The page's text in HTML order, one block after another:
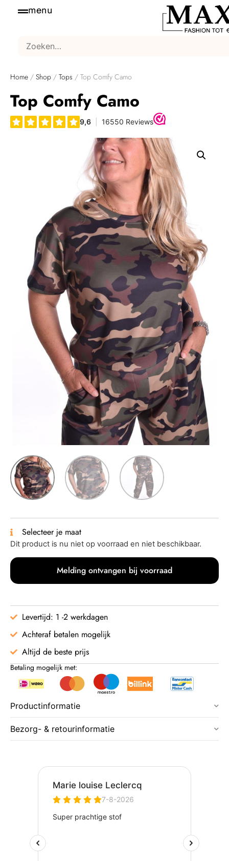
menu
Home / Shop / Tops / Top Comfy Camo
Top Comfy Camo
Selecteer je maat
Dit product is nu niet op voorraad en niet beschikbaar.
Melding ontvangen bij voorraad
Levertijd: 1 -2 werkdagen
Achteraf betalen mogelijk
Altijd de beste prijs
Betaling mogelijk met:
Productinformatie
Bezorg- & retourinformatie